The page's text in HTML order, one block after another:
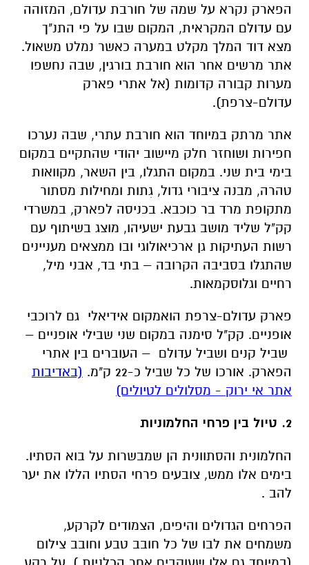
הפארק נקרא על שמה של חורבת עדולם, המזוהה
עם עדולם המקראית, המקום שבו על פי התנ"ך
מצא דוד המלך מקלט במערה כאשר נמלט משאול.
אתר מרשים אחר הוא חורבת בורגין, שבה נחשפו
מערות קבורה קדומות (אל אתרי פארק
עדולם-צרפת).
אתר מרתק במיוחד הוא חורבת עתרי, שבה נערכו
חפירות ושוחזר חלק מיישוב יהודי שהתקיים במקום
בימי בית שני. במקום התגלו, בין השאר, מקוואות
טהרה, מבנה ציבורי גדול, גִתות ומחילות מסתור
מתקופת מרד בר כוכבא. בכניסה לפארק, במשרדי
קק"ל שליד מושב גבעת ישעיהו, מוצג בשיתוף עם
רשות העתיקות גן ארכיאולוגי ובו ממצאים מעניינים
שהתגלו בסביבה הקרובה – בתי בד, אבני מיל,
רחיים וגלוסקמאות.
פארק עדולם-צרפת הואמקום אידיאלי גם לרוכבי
אופניים. קק"ל סימנה במקום שני שבילי אופניים –
שביל קנים ושביל עדולם – העוברים בין אתרי
הפארק. אורכו של כל שביל כ-22 ק"מ
. (באדיבות
אתר אי ירוק - מסלולים לטיולים)
2. טיול בין פרחי החלמוניות
החלמונית והסתוונית הן שמבשרות על בוא הסתיו.
בימים אלו ממש, צובעים פרחי הסתיו הללו את יער
להב .
הפרחים הגדולים והיפים, הצמודים לקרקע,
משמחים את לבו של כל חובב טבע וחובב צילום